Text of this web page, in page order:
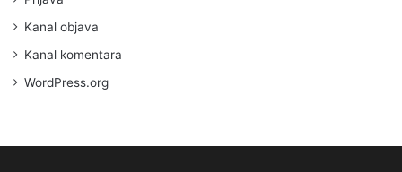
Kanal objava
Kanal komentara
WordPress.org